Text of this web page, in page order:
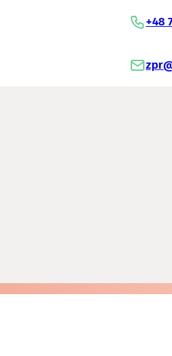
+48